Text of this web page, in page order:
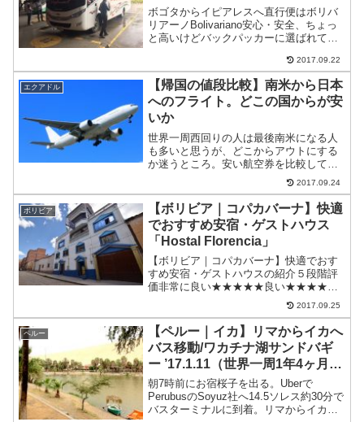
ボゴタからイピアレスへ直行便はボリバ
リアーノBolivariano安心・安全、ちょっ
と高いけどバックパッカーに選ばれてい
ス会社が有名。バスのチケットはネット
予約もしくはバスターミナルのカウン
タ...
2017.09.22
エクアドル
【帰国の値段比較】南米から日本
へのフライト。どこの国からが安
いか
世界一周西回りの人は最後南米になる人
も多いと思うが、どこからアウトにする
か迷うところ。安い航空券を比較してみ
た。仮に3月の日付を指定せずに東京に帰
る場合。検索はスカイスキャナーで検索
しました。複数の旅行会社・航空会社一
括で検索出来ます。コロ...
2017.09.24
ボリビア
【ボリビア｜コパカバーナ】快適
でおすすめ安宿・ゲストハウス
「Hostal Florencia」
【ボリビア｜コパカバーナ】快適でおす
すめ安宿・ゲストハウスの紹介５段階評
価非常に良い★★★★★良い★★★★☆
普通★★★☆☆悪い★★☆☆☆非常に悪
い★☆☆☆☆コパカバーナで日本人も多
く泊まっている安宿「Hostal Florencia」
料金：...
2017.09.25
ペルー
【ペルー｜イカ】リマからイカへ
バス移動/ワカチナ湖サンドバギ
ー ’17.1.11（世界一周1年4ヶ月と
11日目）
朝7時前にお宿桜子を出る。Uberで
PerubusのSoyuz社へ14.5ソレス約30分で
バスターミナルに到着。リマからイカへ